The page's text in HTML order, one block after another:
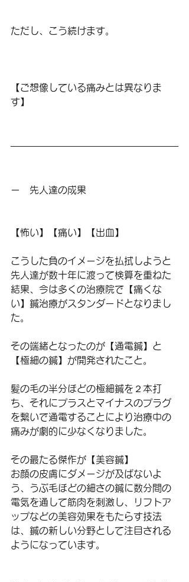
ただし、こう続けます。
【ご想像している痛みとは異なりま
す】
ー　先人達の成果
【怖い】【痛い】【出血】
こうした負のイメージを払拭しようと
先人達が数十年に渡って検算を重ねた
結果、今は多くの治療院で【痛くな
い】鍼治療がスタンダードとなりまし
た。
その端緒となったのが【通電鍼】と
【極細の鍼】が開発されたこと。
髪の毛の半分ほどの極細鍼を２本打
ち、それにプラスとマイナスのプラグ
を繋いで通電することにより治療中の
痛みが劇的に少なくなりました。
その最たる傑作が【美容鍼】
お顔の皮膚にダメージが及ばないよ
う、うぶ毛ほどの細さの鍼に数分間の
電気を通して筋肉を刺激し、リフトア
ップなどの美容効果をもたらす技法
は、鍼の新しい分野として注目される
ようになっています。